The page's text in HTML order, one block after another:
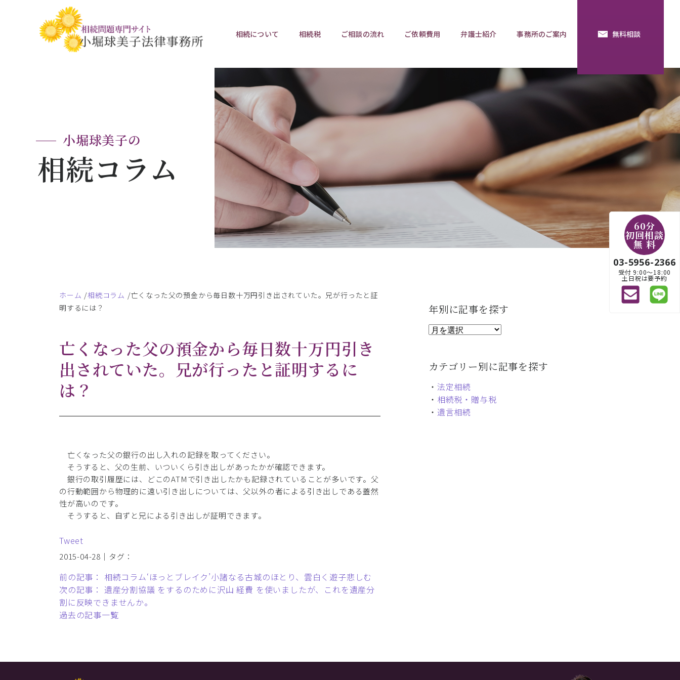
相続について
相続トラブルチェックリスト 預金の使い込み
相談関連書式ダウンロード 任意後見制度 遺産分割調停 相談用語集
相続税 ご相談の流れ ご依頼費用 弁護士紹介 事務所のご案内 無料相談
小堀球美子の
相続コラム
ホーム 相続コラム
亡くなった父の預金から毎日数十万円引き出されていた。兄が行ったと証
明するには？
亡くなった父の預金から毎日数十万円引き
出されていた。兄が行ったと証明するに
は？
亡くなった父の銀行の出し入れの記録を取ってください。
そうすると、父の生前、いついくら引き出しがあったかが確認できます。
銀行の取引履歴には、どこのATMで引き出したかも記録されていることが多いです。父
の行動範囲から物理的に遠い引き出しについては、父以外の者による引き出しである蓋然
性が高いのです。
そうすると、自ずと兄による引き出しが証明できます。
Tweet
2015-04-28｜タグ：
前の記事： 相続コラム‘ほっとブレイク’小諸なる古城のほとり、雲白く遊子悲しむ
次の記事： 遺産分割協議 をするのために沢山 経費 を使いましたが、これを遺産分
割に反映できませんか。
過去の記事一覧
年別に記事を探す
カテゴリー別に記事を探す
・ 法定相続
・ 相続税・贈与税
・ 遺言相続
60分
初回相談
無 料
03-5956-2366
受付 9:00〜18:00
土日祝は要予約